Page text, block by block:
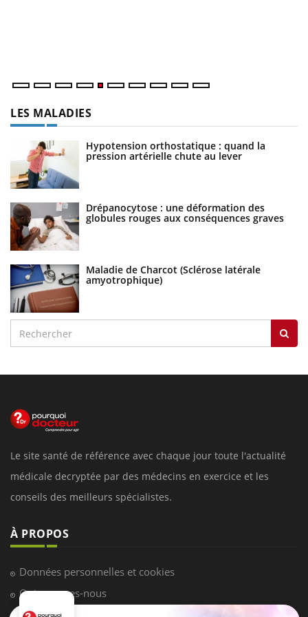
LES MALADIES
Hypotension orthostatique : quand la
pression artérielle chute au lever
Drépanocytose : une déformation des
globules rouges aux conséquences graves
Maladie de Charcot (Sclérose latérale
amyotrophique)
Le site santé de référence avec chaque jour toute l'actualité
médicale decryptée par des médecins en exercice et les
conseils des meilleurs spécialistes.
À PROPOS
Données personnelles et cookies
Qui sommes-nous